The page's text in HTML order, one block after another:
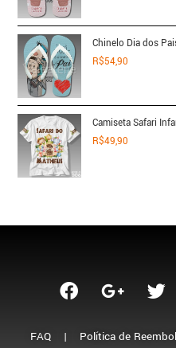
Chinelo Dia dos
R$54,90
Camiseta Safari
R$49,90
FAQ | Política de